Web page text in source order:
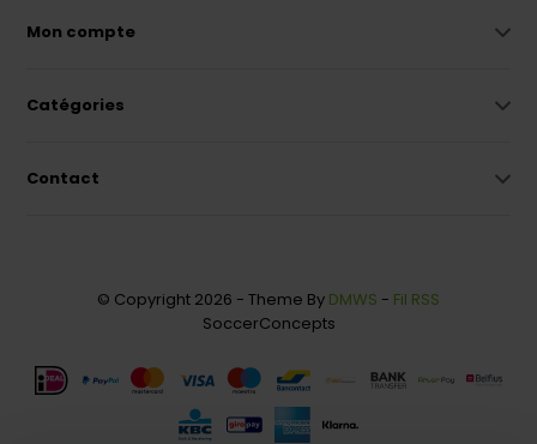
Mon compte
Catégories
Contact
© Copyright 2026 - Theme By DMWS - Fil RSS
SoccerConcepts